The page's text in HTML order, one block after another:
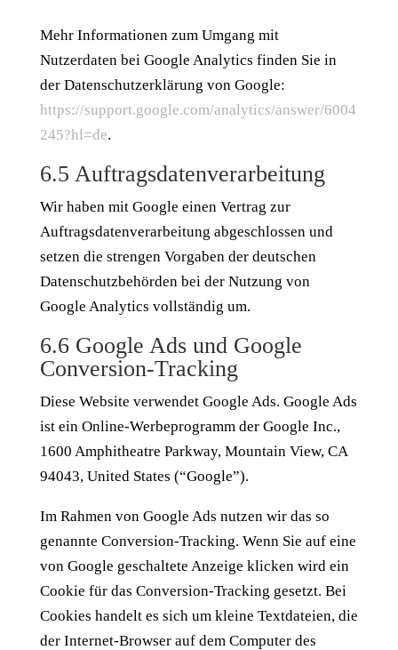
Mehr Informationen zum Umgang mit
Nutzerdaten bei Google Analytics finden Sie in
der Datenschutzerklärung von Google:
https://support.google.com/analytics/answer/6004
245?hl=de.
6.5 Auftragsdatenverarbeitung
Wir haben mit Google einen Vertrag zur
Auftragsdatenverarbeitung abgeschlossen und
setzen die strengen Vorgaben der deutschen
Datenschutzbehörden bei der Nutzung von
Google Analytics vollständig um.
6.6 Google Ads und Google
Conversion-Tracking
Diese Website verwendet Google Ads. Google Ads
ist ein Online-Werbeprogramm der Google Inc.,
1600 Amphitheatre Parkway, Mountain View, CA
94043, United States (“Google”).
Im Rahmen von Google Ads nutzen wir das so
genannte Conversion-Tracking. Wenn Sie auf eine
von Google geschaltete Anzeige klicken wird ein
Cookie für das Conversion-Tracking gesetzt. Bei
Cookies handelt es sich um kleine Textdateien, die
der Internet-Browser auf dem Computer des